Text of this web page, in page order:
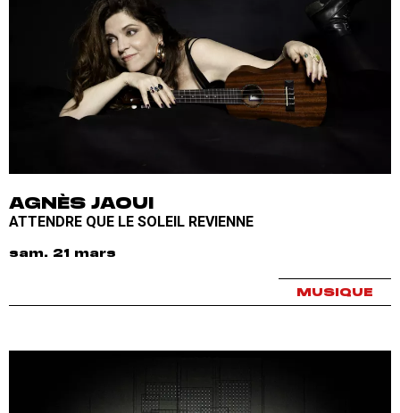
AGNÈS JAOUI
ATTENDRE QUE LE SOLEIL REVIENNE
MUSIQUE
sam. 21 mars